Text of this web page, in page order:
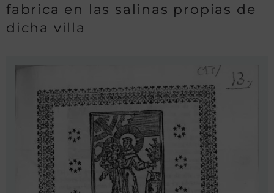
fabrica en las salinas propias de
dicha villa